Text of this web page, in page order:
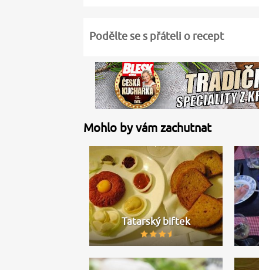
Podělte se s přáteli o recept
Mohlo by vám zachutnat
Tatarský biftek